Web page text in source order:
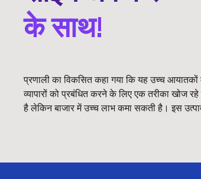
के साथ!
प्रणाली का विकसित कहा गया कि यह उच्च
व्यापारों को प्रबंधित करने के लिए एक तरीका खोज
है लेकिन बाजार में उच्च लाभ कमा सकती है। इस